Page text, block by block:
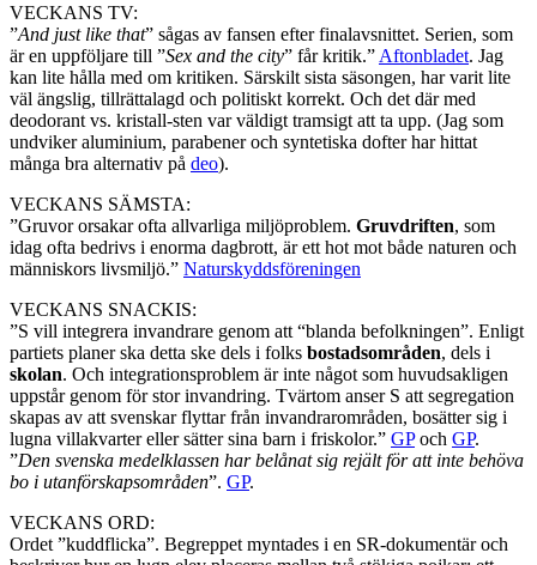
VECKANS TV:
”And just like that” sågas av fansen efter finalavsnittet. Serien, som
är en uppföljare till ”Sex and the city” får kritik.” Aftonbladet. Jag
kan lite hålla med om kritiken. Särskilt sista säsongen, har varit lite
väl ängslig, tillrättalagd och politiskt korrekt. Och det där med
deodorant vs. kristall-sten var väldigt tramsigt att ta upp. (Jag som
undviker aluminium, parabener och syntetiska dofter har hittat
många bra alternativ på deo).
VECKANS SÄMSTA:
”Gruvor orsakar ofta allvarliga miljöproblem. Gruvdriften, som
idag ofta bedrivs i enorma dagbrott, är ett hot mot både naturen och
människors livsmiljö.” Naturskyddsföreningen
VECKANS SNACKIS:
”S vill integrera invandrare genom att “blanda befolkningen”. Enligt
partiets planer ska detta ske dels i folks bostadsområden, dels i
skolan. Och integrationsproblem är inte något som huvudsakligen
uppstår genom för stor invandring. Tvärtom anser S att segregation
skapas av att svenskar flyttar från invandrarområden, bosätter sig i
lugna villakvarter eller sätter sina barn i friskolor.” GPoch GP.
”Den svenska medelklassen har belånat sig rejält för att inte behöva
bo i utanförskapsområden”. GP.
VECKANS ORD:
Ordet ”kuddflicka”. Begreppet myntades i en SR-dokumentär och